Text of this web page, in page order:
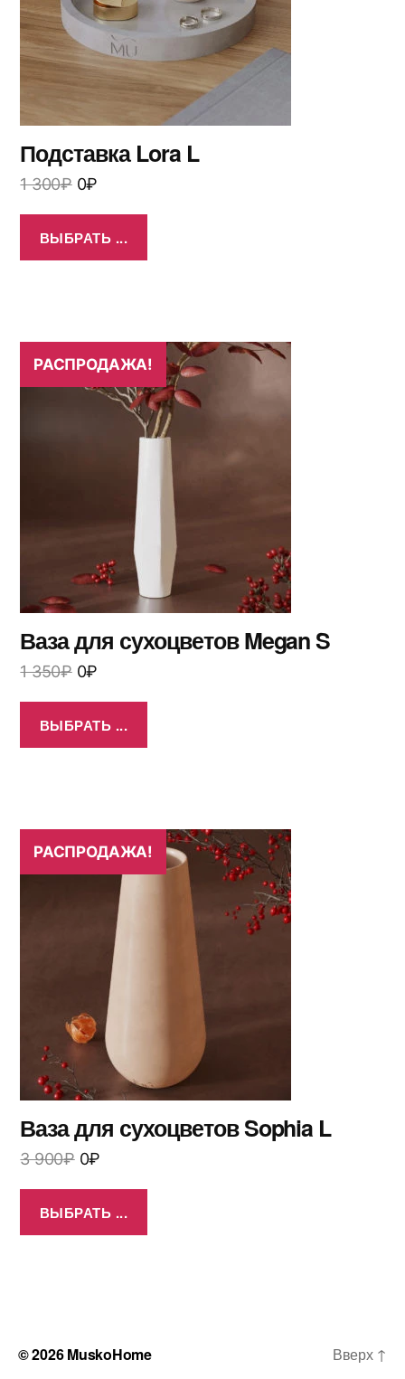
Подставка Lora L
1 300₽ 0₽
ВЫБРАТЬ ...
РАСПРОДАЖА!
Ваза для сухоцветов Megan S
1 350₽ 0₽
ВЫБРАТЬ ...
РАСПРОДАЖА!
Ваза для сухоцветов Sophia L
3 900₽ 0₽
ВЫБРАТЬ ...
© 2026MuskoHome
Вверх ↑